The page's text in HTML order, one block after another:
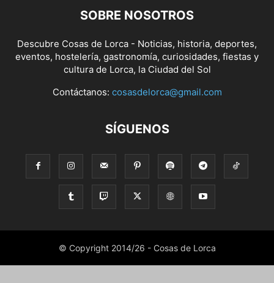
SOBRE NOSOTROS
Descubre Cosas de Lorca - Noticias, historia, deportes,
eventos, hostelería, gastronomía, curiosidades, fiestas y
cultura de Lorca, la Ciudad del Sol
Contáctanos: cosasdelorca@gmail.com
SÍGUENOS
© Copyright 2014/26 - Cosas de Lorca